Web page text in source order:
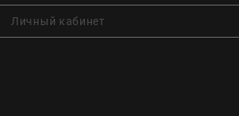
Личный кабинет